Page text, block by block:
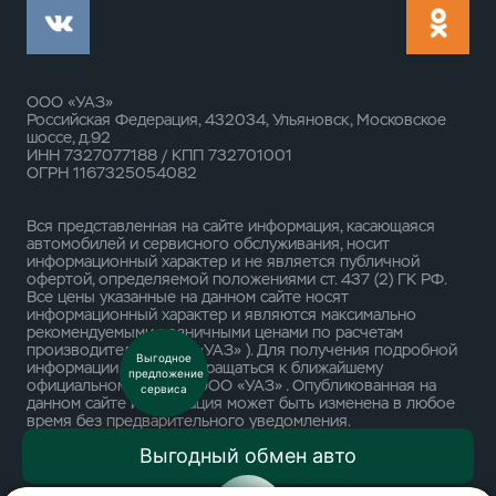
ООО «УАЗ»
Российская Федерация, 432034, Ульяновск, Московское
шоссе, д.92
ИНН 7327077188 / КПП 732701001
ОГРН 1167325054082
Вся представленная на сайте информация, касающаяся
автомобилей и сервисного обслуживания, носит
информационный характер и не является публичной
офертой, определяемой положениями ст. 437 (2) ГК РФ.
Все цены указанные на данном сайте носят
информационный характер и являются максимально
рекомендуемыми розничными ценами по расчетам
производителя ( ООО «УАЗ» ). Для получения подробной
информации просьба обращаться к ближайшему
официальному дилеру ООО «УАЗ» . Опубликованная на
данном сайте информация может быть изменена в любое
время без предварительного уведомления.
Выгодный обмен авто